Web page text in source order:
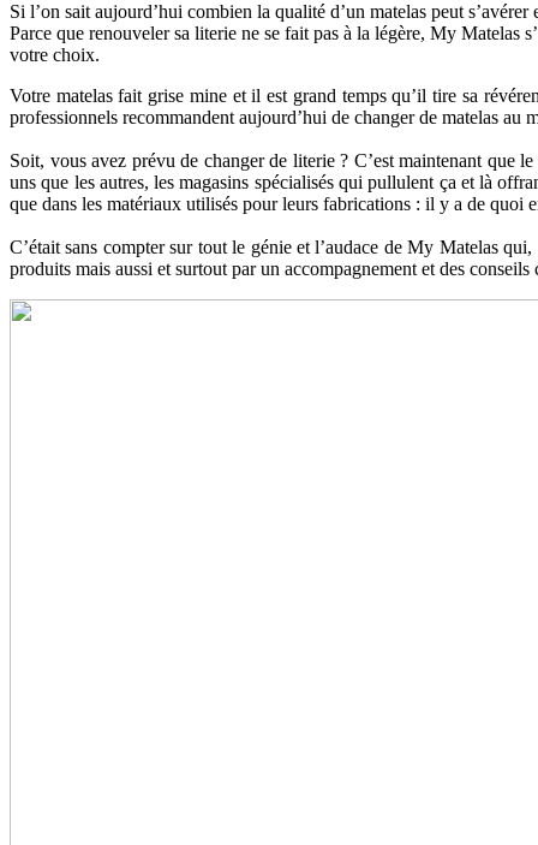
Si l’on sait aujourd’hui combien la qualité d’un matelas peut
Parce que renouveler sa literie ne se fait pas à la légère, My Matelas
votre choix.
Votre matelas fait grise mine et il est grand temps qu’il tire sa
professionnels recommandent aujourd’hui de changer de matelas au
Soit, vous avez prévu de changer de literie ? C’est maintenant que
uns que les autres, les magasins spécialisés qui pullulent ça et là
que dans les matériaux utilisés pour leurs fabrications : il y a de quoi
C’était sans compter sur tout le génie et l’audace de My Matelas
produits mais aussi et surtout par un accompagnement et des